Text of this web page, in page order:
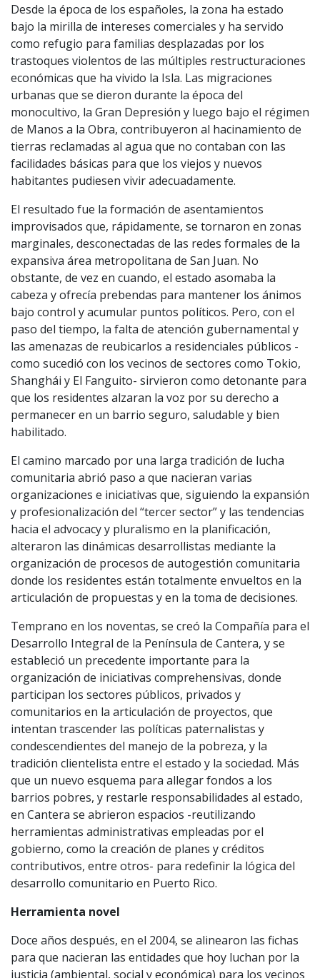
Desde la época de los españoles, la zona ha estado
bajo la mirilla de intereses comerciales y ha servido
como refugio para familias desplazadas por los
trastoques violentos de las múltiples restructuraciones
económicas que ha vivido la Isla. Las migraciones
urbanas que se dieron durante la época del
monocultivo, la Gran Depresión y luego bajo el régimen
de Manos a la Obra, contribuyeron al hacinamiento de
tierras reclamadas al agua que no contaban con las
facilidades básicas para que los viejos y nuevos
habitantes pudiesen vivir adecuadamente.
El resultado fue la formación de asentamientos
improvisados que, rápidamente, se tornaron en zonas
marginales, desconectadas de las redes formales de la
expansiva área metropolitana de San Juan. No
obstante, de vez en cuando, el estado asomaba la
cabeza y ofrecía prebendas para mantener los ánimos
bajo control y acumular puntos políticos. Pero, con el
paso del tiempo, la falta de atención gubernamental y
las amenazas de reubicarlos a residenciales públicos -
como sucedió con los vecinos de sectores como Tokio,
Shanghái y El Fanguito- sirvieron como detonante para
que los residentes alzaran la voz por su derecho a
permanecer en un barrio seguro, saludable y bien
habilitado.
El camino marcado por una larga tradición de lucha
comunitaria abrió paso a que nacieran varias
organizaciones e iniciativas que, siguiendo la expansión
y profesionalización del “tercer sector” y las tendencias
hacia el advocacy y pluralismo en la planificación,
alteraron las dinámicas desarrollistas mediante la
organización de procesos de autogestión comunitaria
donde los residentes están totalmente envueltos en la
articulación de propuestas y en la toma de decisiones.
Temprano en los noventas, se creó la Compañía para el
Desarrollo Integral de la Península de Cantera, y se
estableció un precedente importante para la
organización de iniciativas comprehensivas, donde
participan los sectores públicos, privados y
comunitarios en la articulación de proyectos, que
intentan trascender las políticas paternalistas y
condescendientes del manejo de la pobreza, y la
tradición clientelista entre el estado y la sociedad. Más
que un nuevo esquema para allegar fondos a los
barrios pobres, y restarle responsabilidades al estado,
en Cantera se abrieron espacios -reutilizando
herramientas administrativas empleadas por el
gobierno, como la creación de planes y créditos
contributivos, entre otros- para redefinir la lógica del
desarrollo comunitario en Puerto Rico.
Herramienta novel
Doce años después, en el 2004, se alinearon las fichas
para que nacieran las entidades que hoy luchan por la
justicia (ambiental, social y económica) para los vecinos